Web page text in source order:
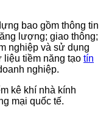
bao gồm thông tin
lượng; giao thông;
nghiệp và sử dụng
liệu tiềm năng tạo tín
nghiệp.